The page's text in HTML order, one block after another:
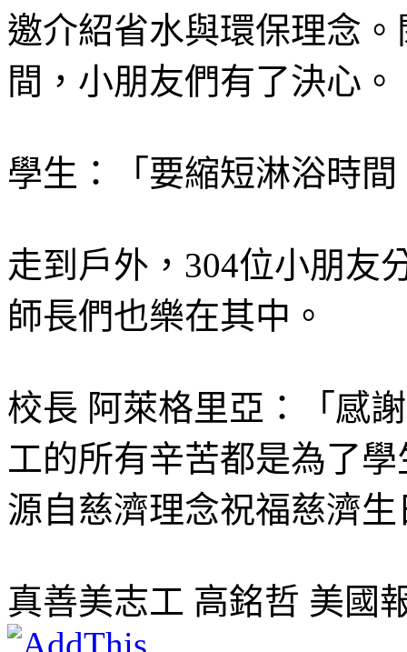
邀介紹省水與環保理念
間，小朋友們有了決心。
學生：「要縮短淋浴時
走到戶外，304位小朋友
師長們也樂在其中。
校長 阿萊格里亞：「感
工的所有辛苦都是為了
源自慈濟理念祝福慈濟
真善美志工 高銘哲 美國